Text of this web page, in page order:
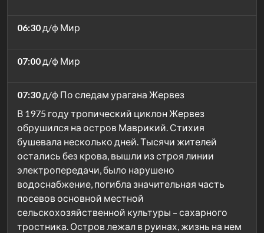
06:30д/ф Мир
07:00д/ф Мир
07:30д/ф По следам урагана Жервез
В 1975 году тропический циклон Жервез
обрушился на остров Маврикий. Стихия
бушевала несколько дней. Тысячи жителей
остались без крова, вышли из строя линии
электропередачи, было нарушено
водоснабжение, погибла значительная часть
посевов основной местной
сельскохозяйственной культуры – сахарного
тростника. Остров лежал в руинах, жизнь на нем